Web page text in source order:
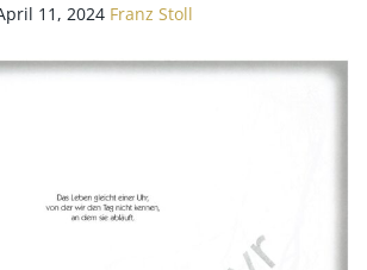
11, 2024 Franz Stoll